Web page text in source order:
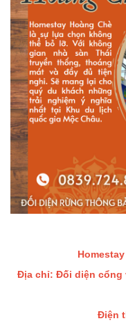
Địa chỉ: Đối diện cổng
Điện